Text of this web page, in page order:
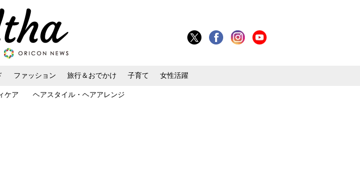
ケア ヘアスタイル・ヘアアレンジ
ファッション 旅行＆おでかけ 子育て 女性活躍